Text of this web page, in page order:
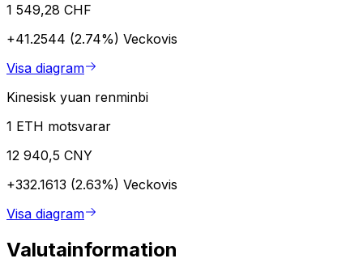
1 549,28 CHF
+41.2544 (2.74%) Veckovis
Visa diagram
Kinesisk yuan renminbi
1 ETH motsvarar
12 940,5 CNY
+332.1613 (2.63%) Veckovis
Visa diagram
Valutainformation